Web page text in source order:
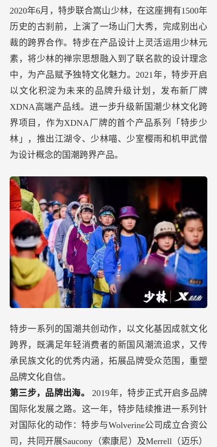
2020年6月，特步联合嵩山少林，在这座拥有1500年
历史的古刹前，上演了一场山门大秀，完成别出心
裁的跨界合作。特步在产品设计上灵活运用少林元
素，将少林的禅宗思想融入到了联名款的设计理念
中，为产品赋予独特文化魅力。2021年，特步开启
以文化积淀为未来的品牌升级计划，发布新厂牌
XDNA高端产品线。进一步升级新国潮少林文化跨
界项目，作为XDNA厂牌的首个产品系列「特步少
林」，推出江湖令、少林喵、少室樱雨和机甲武僧
为设计概念的国潮跨界产品。
特步一系列的国潮共创动作，以文化基因成就文化
跨界，既满足年轻消费者的新国风潮流追求，又传
承民族文化的优秀内涵，拓展品牌受众范围，重塑
品牌文化自信。
第三步，品牌出海。2019年，特步正式开启多品牌
国际化发展之路。这一年，特步陆续推进一系列针
对国际化的动作：特步与Wolverine公司成立合资公
司，共同开展Saucony（索康尼）及Merrell（迈乐）